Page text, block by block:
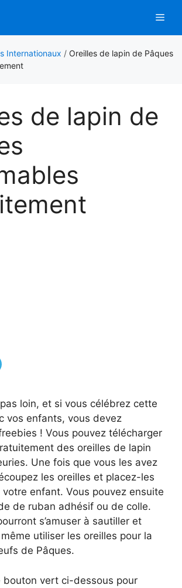
Internationaux / Oreilles de lapin de Pâques
de lapin de
pas loin, et si vous célébrez cette
vos enfants, vous devez
! Vous pouvez télécharger
des oreilles de lapin
Une fois que vous les avez
les oreilles et placez-les
enfant. Vous pouvez ensuite
de ruban adhésif ou de colle.
s’amuser à sautiller et
utiliser les oreilles pour la
de Pâques.
bouton vert ci-dessous pour